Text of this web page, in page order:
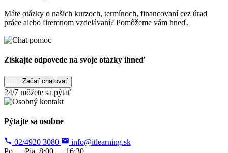
Máte otázky o našich kurzoch, termínoch, financovaní cez úrad
práce alebo firemnom vzdelávaní? Pomôžeme vám hneď.
Získajte odpovede na svoje otázky ihneď
Začať chatovať
24/7 môžete sa pýtať
Pýtajte sa osobne
02/4920 3080
info@itlearning.sk